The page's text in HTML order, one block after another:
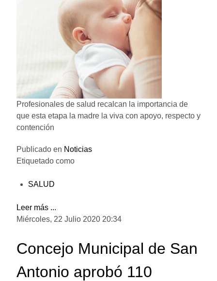
Profesionales de salud recalcan la importancia de
que esta etapa la madre la viva con apoyo, respecto y
contención
Publicado en Noticias
Etiquetado como
SALUD
Leer más ...
Miércoles, 22 Julio 2020 20:34
Concejo Municipal de San
Antonio aprobó 110